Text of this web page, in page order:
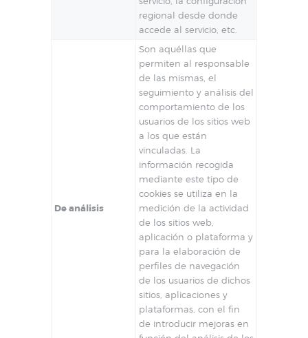
regional desde donde
accede al servicio, etc.
De análisis
Son aquéllas que
permiten al responsable
de las mismas, el
seguimiento y análisis del
comportamiento de los
usuarios de los sitios web
a los que están
vinculadas. La
información recogida
mediante este tipo de
cookies se utiliza en la
medición de la actividad
de los sitios web,
aplicación o plataforma y
para la elaboración de
perfiles de navegación
de los usuarios de dichos
sitios, aplicaciones y
plataformas, con el fin
de introducir mejoras en